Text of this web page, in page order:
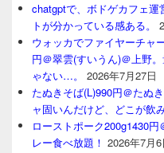
chatgptで、ボドゲカフェ運
トが分かっている感ある。
ウォッカでファイヤーチャ
円＠翠雲(すいうん)＠上野
ゃない…。
2026年7月27日
たぬきそば(L)990円＠たぬ
ャ固いんだけど、どこが飲
ローストポーク200g1430
レー食べ放題！ 2026年7月6